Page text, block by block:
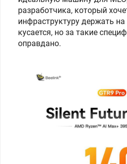
разработчика, который
инфраструктуру держать
кусается, но за такие
оправдано.